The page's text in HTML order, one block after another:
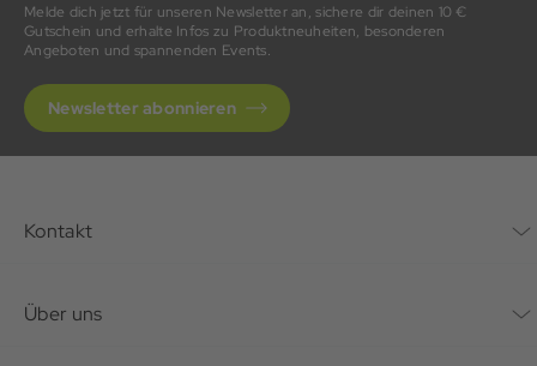
Melde dich jetzt für unseren Newsletter an, sichere dir deinen 10 €
Gutschein und erhalte Infos zu Produktneuheiten, besonderen
Angeboten und spannenden Events.
Newsletter abonnieren
Kontakt
Über uns